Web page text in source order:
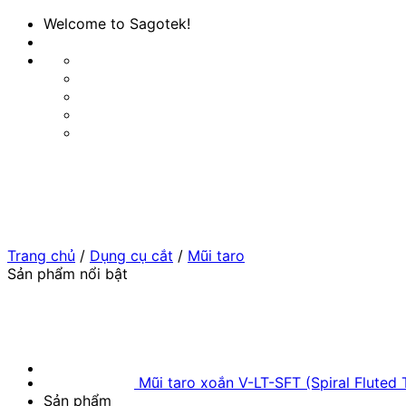
qua
Welcome to Sagotek!
Sản phẩm
Trang chủ / Dụng cụ cắt / Mũi taro
Sản phẩm nổi bật
Mũi taro xoắn V-LT-SFT (Spiral Fluted